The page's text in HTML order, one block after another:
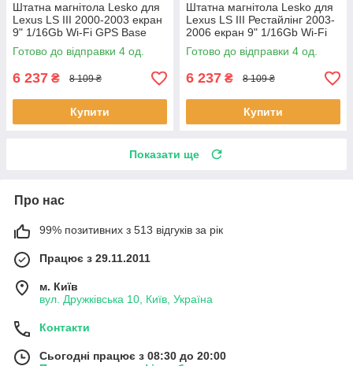
Штатна магнітола Lesko для
Lexus LS III 2000-2003 екран
9" 1/16Gb Wi-Fi GPS Base
Лексус 4 шт.
Готово до відправки 4 од.
6 237 ₴ 8 109 ₴
Купити
Штатна магнітола Lesko для
Lexus LS III Рестайлінг 2003-
2006 екран 9" 1/16Gb Wi-Fi
GPS Base 4 шт.
Готово до відправки 4 од.
6 237 ₴ 8 109 ₴
Купити
Показати ще
Про нас
99% позитивних з 513 відгуків за рік
Працює з 29.11.2011
м. Київ
вул. Дружківська 10, Київ, Україна
Контакти
Сьогодні працює з 08:30 до 20:00